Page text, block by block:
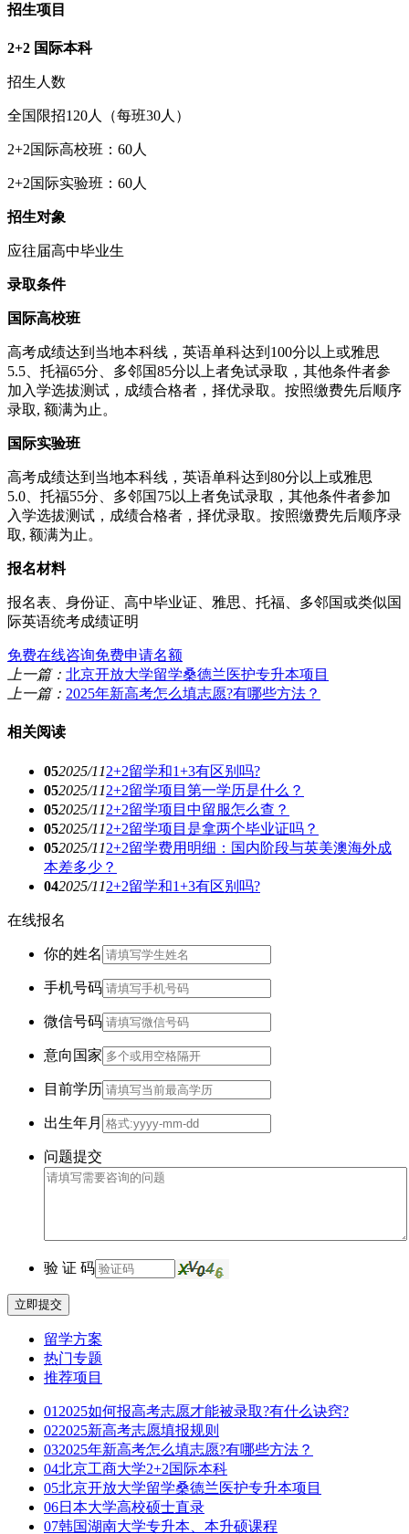
招生项目
2+2 国际本科
招生人数
全国限招120人（每班30人）
2+2国际高校班：60人
2+2国际实验班：60人
招生对象
应往届高中毕业生
录取条件
国际高校班
高考成绩达到当地本科线，英语单科达到100分以上或雅思
5.5、托福65分、多邻国85分以上者免试录取，其他条件者参
加入学选拔测试，成绩合格者，择优录取。按照缴费先后顺序
录取, 额满为止。
国际实验班
高考成绩达到当地本科线，英语单科达到80分以上或雅思
5.0、托福55分、多邻国75以上者免试录取，其他条件者参加
入学选拔测试，成绩合格者，择优录取。按照缴费先后顺序录
取, 额满为止。
报名材料
报名表、身份证、高中毕业证、雅思、托福、多邻国或类似国
际英语统考成绩证明
免费在线咨询免费申请名额
上一篇： 北京开放大学留学桑德兰医护专升本项目
上一篇： 2025年新高考怎么填志愿?有哪些方法？
相关阅读
052025/112+2留学和1+3有区别吗?
052025/112+2留学项目第一学历是什么？
052025/112+2留学项目中留服怎么查？
052025/112+2留学项目是拿两个毕业证吗？
052025/112+2留学费用明细：国内阶段与英美澳海外成
本差多少？
042025/112+2留学和1+3有区别吗?
在线报名
你的姓名
手机号码
微信号码
意向国家
目前学历
出生年月
问题提交
验 证 码
立即提交
留学方案
热门专题
推荐项目
01 2025如何报高考志愿才能被录取?有什么诀窍?
022025新高考志愿填报规则
032025年新高考怎么填志愿?有哪些方法？
04北京工商大学2+2国际本科
05北京开放大学留学桑德兰医护专升本项目
06日本大学高校硕士直录
07韩国湖南大学专升本、本升硕课程